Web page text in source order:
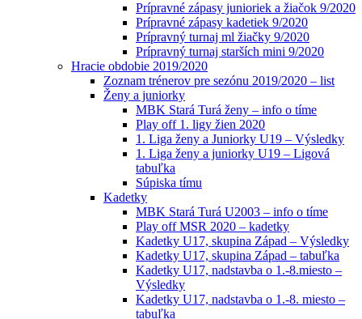
Prípravné zápasy junioriek a žiačok 9/2020
Prípravné zápasy kadetiek 9/2020
Prípravný turnaj ml žiačky 9/2020
Prípravný turnaj starších mini 9/2020
Hracie obdobie 2019/2020
Zoznam trénerov pre sezónu 2019/2020 – list
Ženy a juniorky
MBK Stará Turá ženy – info o tíme
Play off 1. ligy žien 2020
1. Liga ženy a Juniorky U19 – Výsledky
1. Liga ženy a juniorky U19 – Ligová
tabuľka
Súpiska tímu
Kadetky
MBK Stará Turá U2003 – info o tíme
Play off MSR 2020 – kadetky
Kadetky U17, skupina Západ – Výsledky
Kadetky U17, skupina Západ – tabuľka
Kadetky U17, nadstavba o 1.-8.miesto –
Výsledky
Kadetky U17, nadstavba o 1.-8. miesto –
tabuľka